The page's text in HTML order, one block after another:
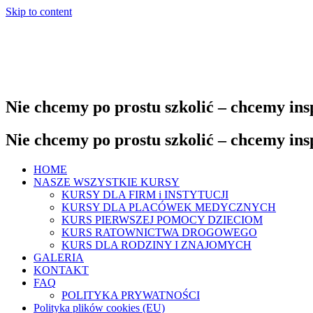
Skip to content
Nie chcemy po prostu szkolić – chcemy
Nie chcemy po prostu szkolić – chcemy
HOME
NASZE WSZYSTKIE KURSY
KURSY DLA FIRM i INSTYTUCJI
KURSY DLA PLACÓWEK MEDYCZNYCH
KURS PIERWSZEJ POMOCY DZIECIOM
KURS RATOWNICTWA DROGOWEGO
KURS DLA RODZINY I ZNAJOMYCH
GALERIA
KONTAKT
FAQ
POLITYKA PRYWATNOŚCI
Polityka plików cookies (EU)